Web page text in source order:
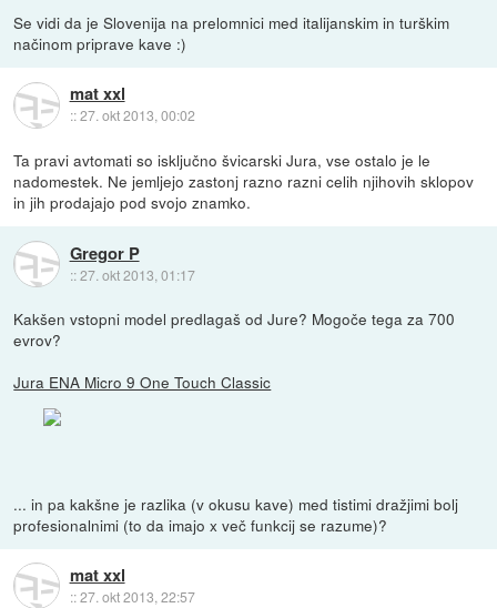
Se vidi da je Slovenija na prelomnici med italijanskim in turškim
načinom priprave kave :)
mat xxl
::27. okt 2013, 00:02
Ta pravi avtomati so isključno švicarski Jura, vse ostalo je le
nadomestek. Ne jemljejo zastonj razno razni celih njihovih sklopov
in jih prodajajo pod svojo znamko.
Gregor P
::27. okt 2013, 01:17
Kakšen vstopni model predlagaš od Jure? Mogoče tega za 700
evrov?
Jura ENA Micro 9 One Touch Classic
... in pa kakšne je razlika (v okusu kave) med tistimi dražjimi bolj
profesionalnimi (to da imajo x več funkcij se razume)?
mat xxl
::27. okt 2013, 22:57